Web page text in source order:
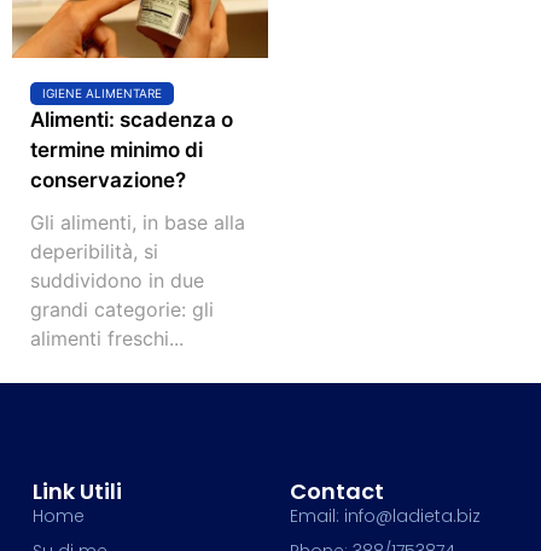
IGIENE ALIMENTARE
Alimenti: scadenza o
termine minimo di
conservazione?
Gli alimenti, in base alla
deperibilità, si
suddividono in due
grandi categorie: gli
alimenti freschi...
Link Utili
Home
Contact
Email: info@ladieta.biz